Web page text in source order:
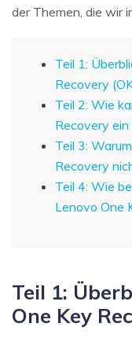
der Themen, die wir
Teil 1:
Recovery
Teil 2: Wie
Recovery
Teil 3:
Recovery
Teil 4: Wie
Lenovo One
Teil 1:
One Key